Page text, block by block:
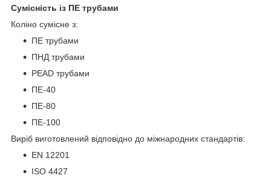
Сумісність із ПЕ трубами
Коліно сумісне з:
ПЕ трубами
ПНД трубами
PEAD трубами
ПЕ-40
ПЕ-80
ПЕ-100
Виріб виготовлений відповідно до міжнародних стандартів:
EN 12201
ISO 4427